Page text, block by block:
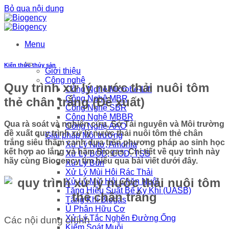
Bỏ qua nội dung
Menu
Giới thiệu
Công nghệ
Công Nghệ Microbe-Lift
Công Nghệ MBR
Công Nghệ SBR
Công Nghệ MBBR
Công Nghệ AAO
Giải pháp Môi trường
Xử Lý Nitơ, Amonia
Xử Lý BOD, COD, TSS
Xử Lý Bùn
Xử Lý Mùi Hôi Rác Thải
Xử Lý Mùi Hôi Chăn Nuôi
Tăng Hiệu Suất Bể Kỵ Khí (UASB)
Tăng Khí Biogas
Ủ Phân Hữu Cơ
Xử Lý Tắc Nghẽn Đường Ống
Kiểm Soát Muỗi
Kiến thức thủy sản
Quy trình xử lý nước thải nuôi tôm
thẻ chân trắng (Đề xuất)
Qua rà soát và nghiên cứu, Sở Tài nguyên và Môi trường
đề xuất quy trình xử lý nước thải nuôi tôm thẻ chân
trắng siêu thâm canh dựa trên phương pháp ao sinh học
kết hợp ao lắng và hầm Biogas. Chi tiết về quy trình này
hãy cùng Biogency tìm hiểu qua bài viết dưới đây.
Các nội dung chính